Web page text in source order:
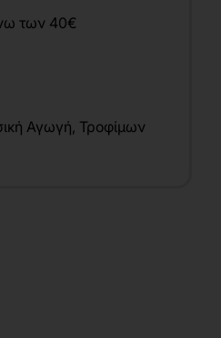
των 40€
Αγωγή, Τροφίμων